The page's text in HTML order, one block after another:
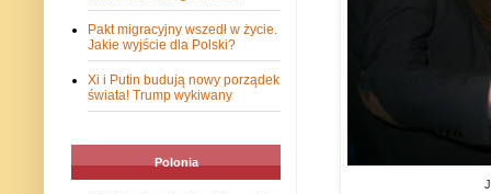
Pakt migracyjny wszedł w życie.
Jakie wyjście dla Polski?
Xi i Putin budują nowy porządek
świata! Trump wykiwany
Polonia